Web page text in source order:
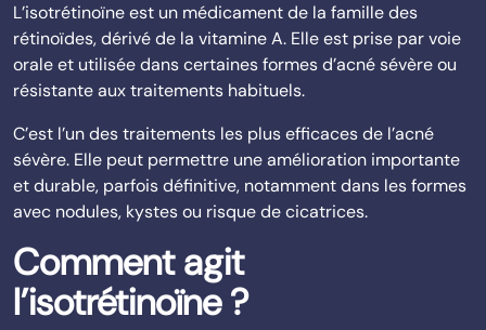
L’isotrétinoïne est un médicament de la famille des
rétinoïdes, dérivé de la vitamine A. Elle est prise par voie
orale et utilisée dans certaines formes d’acné sévère ou
résistante aux traitements habituels.
C’est l’un des traitements les plus efficaces de l’acné
sévère. Elle peut permettre une amélioration importante
et durable, parfois définitive, notamment dans les formes
avec nodules, kystes ou risque de cicatrices.
Comment agit
l’isotrétinoïne ?